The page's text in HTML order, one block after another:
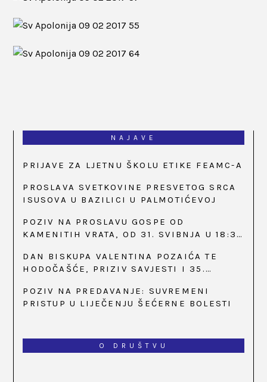
NAJAVE
PRIJAVE ZA LJETNU ŠKOLU ETIKE FEAMC-A
PROSLAVA SVETKOVINE PRESVETOG SRCA
ISUSOVA U BAZILICI U PALMOTIĆEVOJ
POZIV NA PROSLAVU GOSPE OD
KAMENITIH VRATA, OD 31. SVIBNJA U 18:30
DAN BISKUPA VALENTINA POZAIĆA TE
HODOČAŠĆE, PRIZIV SAVJESTI I 35.
BISTRICI, OD 15. DO 17. SVIBNJA
POZIV NA PREDAVANJE: SUVREMENI
PRISTUP U LIJEČENJU ŠEĆERNE BOLESTI
O DRUŠTVU